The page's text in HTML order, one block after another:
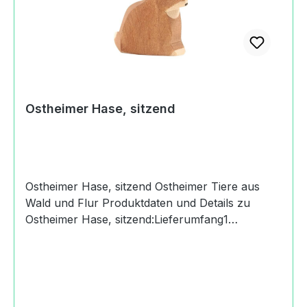
Produktsicherheitsverordnung) Margarete
Ostheimer GmbHBoschstraße73119 Zell u. A.,
(0)716494200kontakt@ostheimer.de
Ostheimer Hase, sitzend
Ostheimer Hase, sitzend Ostheimer Tiere aus
Wald und Flur Produktdaten und Details zu
Ostheimer Hase, sitzend:Lieferumfang1